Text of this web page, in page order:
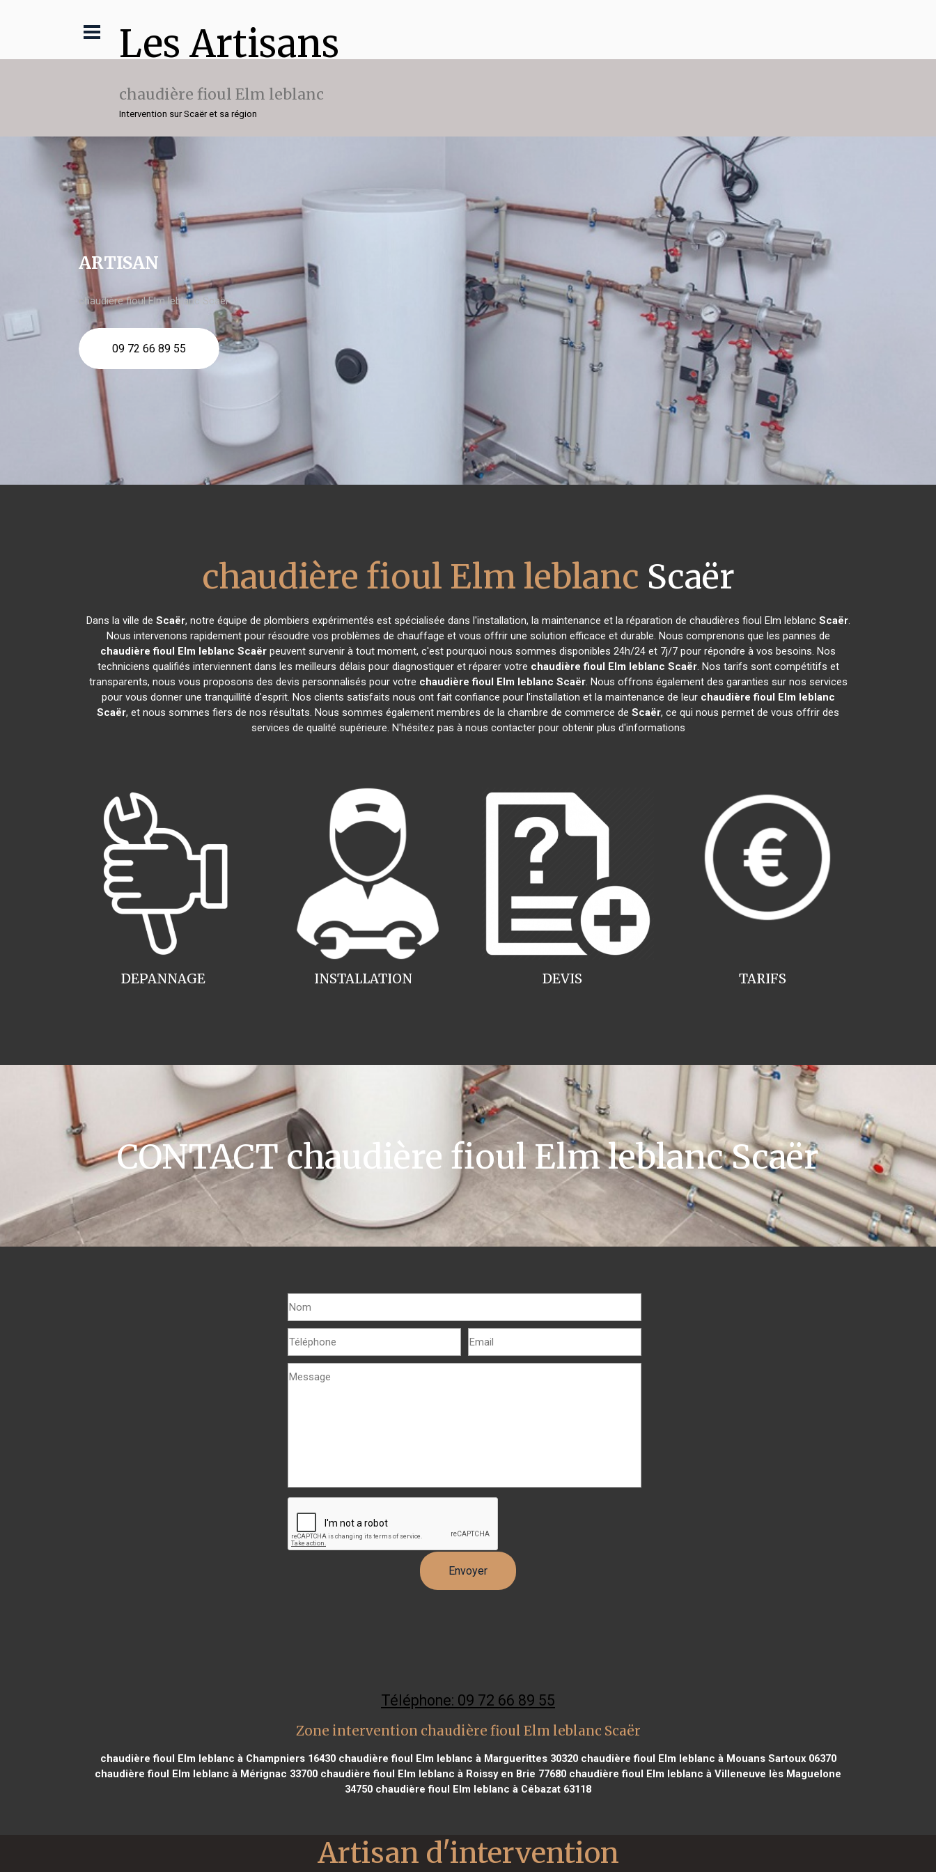
Les Artisans
chaudière fioul Elm leblanc
Intervention sur Scaër et sa région
ARTISAN
chaudière fioul Elm leblanc Scaër
09 72 66 89 55
chaudière fioul Elm leblanc Scaër
Dans la ville de Scaër, notre équipe de plombiers expérimentés est spécialisée dans l'installation, la maintenance et la réparation de chaudières fioul Elm leblanc Scaër.
Nous intervenons rapidement pour résoudre vos problèmes de chauffage et vous offrir une solution efficace et durable. Nous comprenons que les pannes de
chaudière fioul Elm leblanc Scaër peuvent survenir à tout moment, c'est pourquoi nous sommes disponibles 24h/24 et 7j/7 pour répondre à vos besoins. Nos
techniciens qualifiés interviennent dans les meilleurs délais pour diagnostiquer et réparer votre chaudière fioul Elm leblanc Scaër. Nos tarifs sont compétitifs et
transparents, nous vous proposons des devis personnalisés pour votre chaudière fioul Elm leblanc Scaër. Nous offrons également des garanties sur nos services
pour vous donner une tranquillité d'esprit. Nos clients satisfaits nous ont fait confiance pour l'installation et la maintenance de leur chaudière fioul Elm leblanc
Scaër, et nous sommes fiers de nos résultats. Nous sommes également membres de la chambre de commerce de Scaër, ce qui nous permet de vous offrir des
services de qualité supérieure. N'hésitez pas à nous contacter pour obtenir plus d'informations
INSTALLATION
DEPANNAGE TARIFS
DEVIS
CONTACT chaudière fioul Elm leblanc Scaër
Téléphone: 09 72 66 89 55
Zone intervention chaudière fioul Elm leblanc Scaër
chaudière fioul Elm leblanc à Champniers 16430chaudière fioul Elm leblanc à Marguerittes 30320chaudière fioul Elm leblanc à Mouans Sartoux 06370
chaudière fioul Elm leblanc à Mérignac 33700 chaudière fioul Elm leblanc à Roissy en Brie 77680 chaudière fioul Elm leblanc à Villeneuve lès Maguelone
34750 chaudière fioul Elm leblanc à Cébazat 63118
Artisan d'intervention